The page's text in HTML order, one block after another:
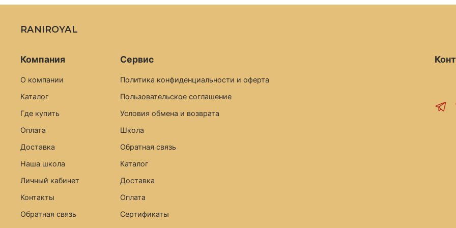
RANIROYAL
Компания
О компании
Каталог
Где купить
Оплата
Доставка
Наша школа
Личный кабинет
Контакты
Обратная связь
Сервис
Политика конфиденциальности и оферта
Пользовательское соглашение
Условия обмена и возврата
Школа
Обратная связь
Каталог
Доставка
Оплата
Сертификаты